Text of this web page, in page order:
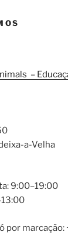
–
a-Velha
9:00–19:00
por